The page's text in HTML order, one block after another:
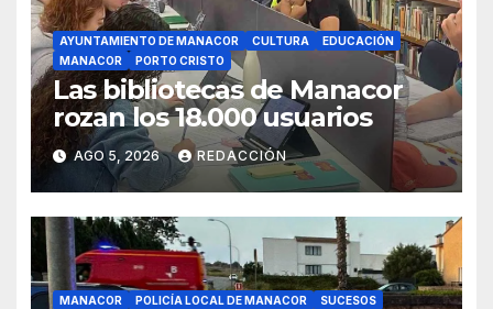
AYUNTAMIENTO DE MANACOR CULTURA
EDUCACIÓN
MANACOR
PORTO CRISTO
Las bibliotecas de Manacor
rozan los 18.000 usuarios
AGO 5, 2026 REDACCIÓN
MANACOR POLICÍA LOCAL DE MANACOR SUCESOS